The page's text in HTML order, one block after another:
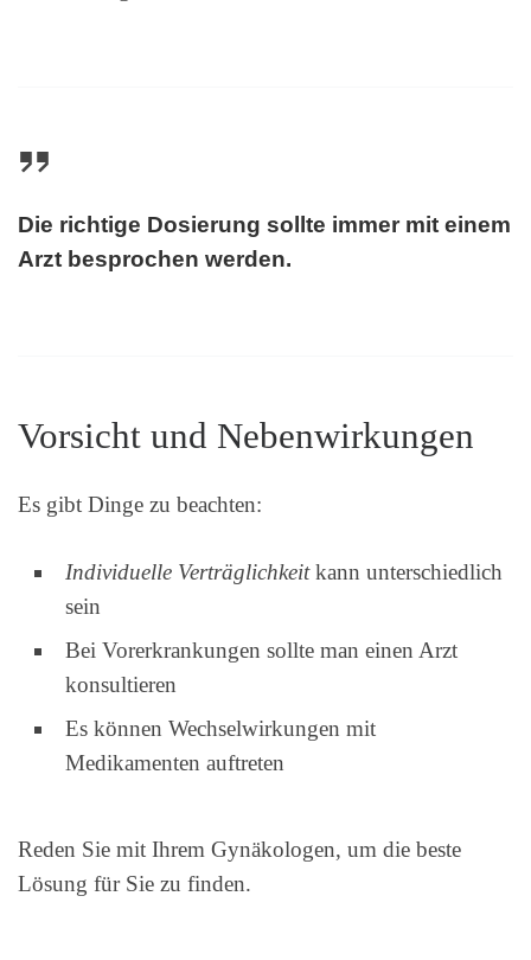
Die richtige Dosierung sollte immer mit einem
Arzt besprochen werden.
Vorsicht und Nebenwirkungen
Es gibt Dinge zu beachten:
Individuelle Verträglichkeitkann unterschiedlich
sein
Bei Vorerkrankungen sollte man einen Arzt
konsultieren
Es können Wechselwirkungen mit
Medikamenten auftreten
Reden Sie mit Ihrem Gynäkologen, um die beste
Lösung für Sie zu finden.